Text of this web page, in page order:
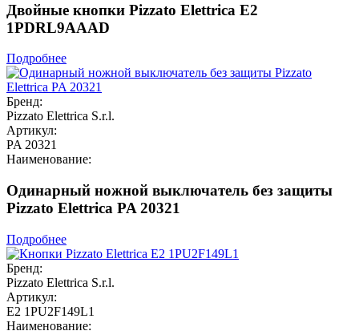
Двойные кнопки Pizzato Elettrica E2
1PDRL9AAAD
Подробнее
Бренд:
Pizzato Elettrica S.r.l.
Артикул:
PA 20321
Наименование:
Одинарный ножной выключатель без защиты
Pizzato Elettrica PA 20321
Подробнее
Бренд:
Pizzato Elettrica S.r.l.
Артикул:
E2 1PU2F149L1
Наименование: